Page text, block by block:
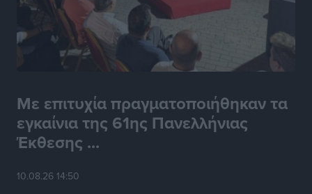
Με επιτυχία πραγματοποιήθηκαν τα
εγκαίνια της 61ης Πανελλήνιας
Έκθεσης ...
10.08.26 14:50